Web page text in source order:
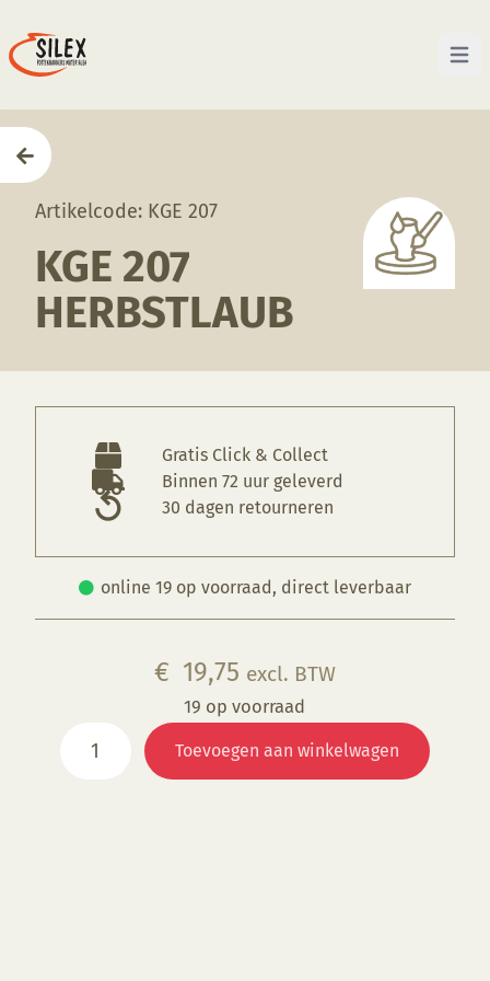
Open
Artikelcode: KGE 207
KGE 207
HERBSTLAUB
Gratis Click & Collect
Binnen 72 uur geleverd
30 dagen retourneren
online 19 op voorraad, direct leverbaar
€ 19,75 excl. BTW
19 op voorraad
Toevoegen aan winkelwagen